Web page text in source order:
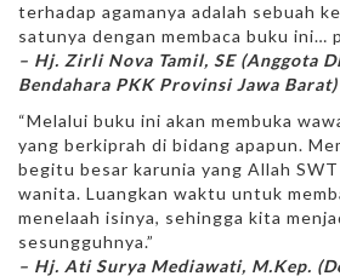
terhadap agamanya adalah sebuah
satunya dengan membaca buku ini…
– Hj. Zirli Nova Tamil, SE (Anggota
Bendahara PKK Provinsi Jawa Barat)
“Melalui buku ini akan membuka
yang berkiprah di bidang apapun.
begitu besar karunia yang Allah
wanita. Luangkan waktu untuk
menelaah isinya, sehingga kita
sesungguhnya.”
– Hj. Ati Surya Mediawati, M.Kep.